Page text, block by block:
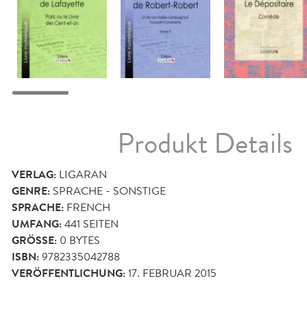
Produkt Details
VERLAG: LIGARAN
GENRE: SPRACHE - SONSTIGE
SPRACHE: FRENCH
UMFANG:441 SEITEN
GRÖSSE: 0 BYTES
ISBN:9782335042788
VERÖFFENTLICHUNG:17. FEBRUAR 2015